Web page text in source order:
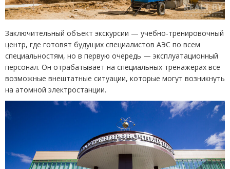
Заключительный объект экскурсии — учебно-тренировочный
центр, где готовят будущих специалистов АЭС по всем
специальностям, но в первую очередь — эксплуатационный
персонал. Он отрабатывает на специальных тренажерах все
возможные внештатные ситуации, которые могут возникнуть
на атомной электростанции.